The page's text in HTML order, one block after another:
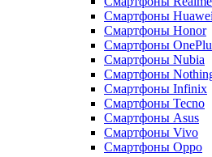
Смартфоны Huawei
Смартфоны Honor
Смартфоны
Смартфоны Nubia
Смартфоны
Смартфоны Infinix
Смартфоны Tecno
Смартфоны Asus
Смартфоны Vivo
Смартфоны Oppo